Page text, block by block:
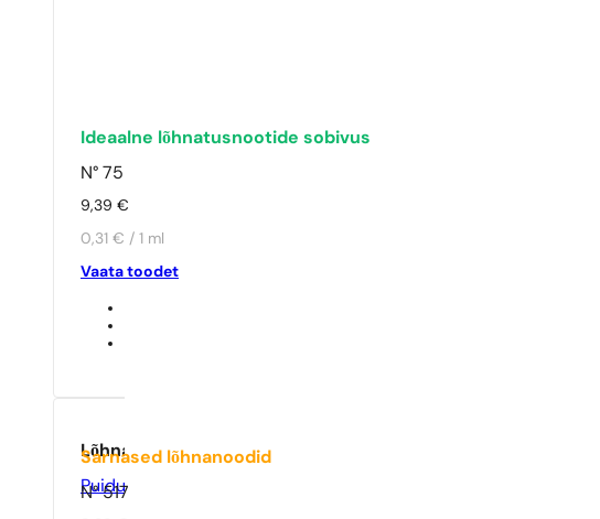
Ideaalne lõhnatusnootide sobivus
N° 75
9,39 €
0,31 € / 1 ml
Vaata toodet
Sarnased lõhnanoodid
N° 517
Lõhna tüüp
Puidune